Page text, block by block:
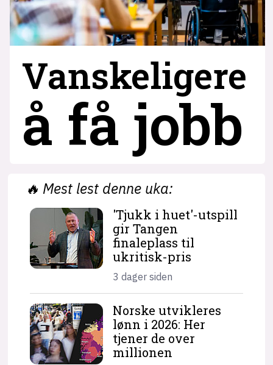
Vanskeligere
å få jobb
🔥 Mest lest denne uka:
'Tjukk i huet'-utspill
gir Tangen
finaleplass til
ukritisk-pris
3 dager siden
Norske utvikleres
lønn i 2026: Her
tjener de over
millionen